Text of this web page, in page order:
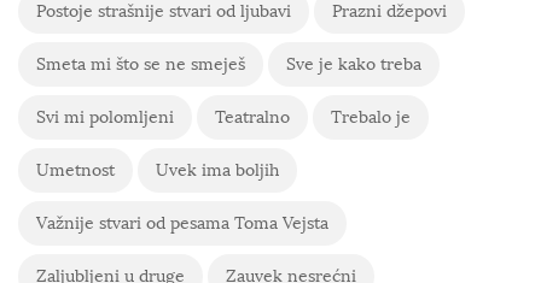
Postoje strašnije stvari od ljubavi Prazni džepovi
Smeta mi što se ne smeješ Sve je kako treba
Svi mi polomljeni Teatralno Trebalo je
Umetnost Uvek ima boljih
Važnije stvari od pesama Toma Vejsta
Zaljubljeni u druge Zauvek nesrećni